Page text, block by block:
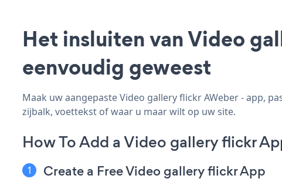
Het insluiten van Video
eenvoudig geweest
Maak uw aangepaste Video gallery flickr AWeber - app,
zijbalk, voettekst of waar u maar wilt op uw site.
How To Add a Video gallery flickr
Create a Free Video gallery flickr App